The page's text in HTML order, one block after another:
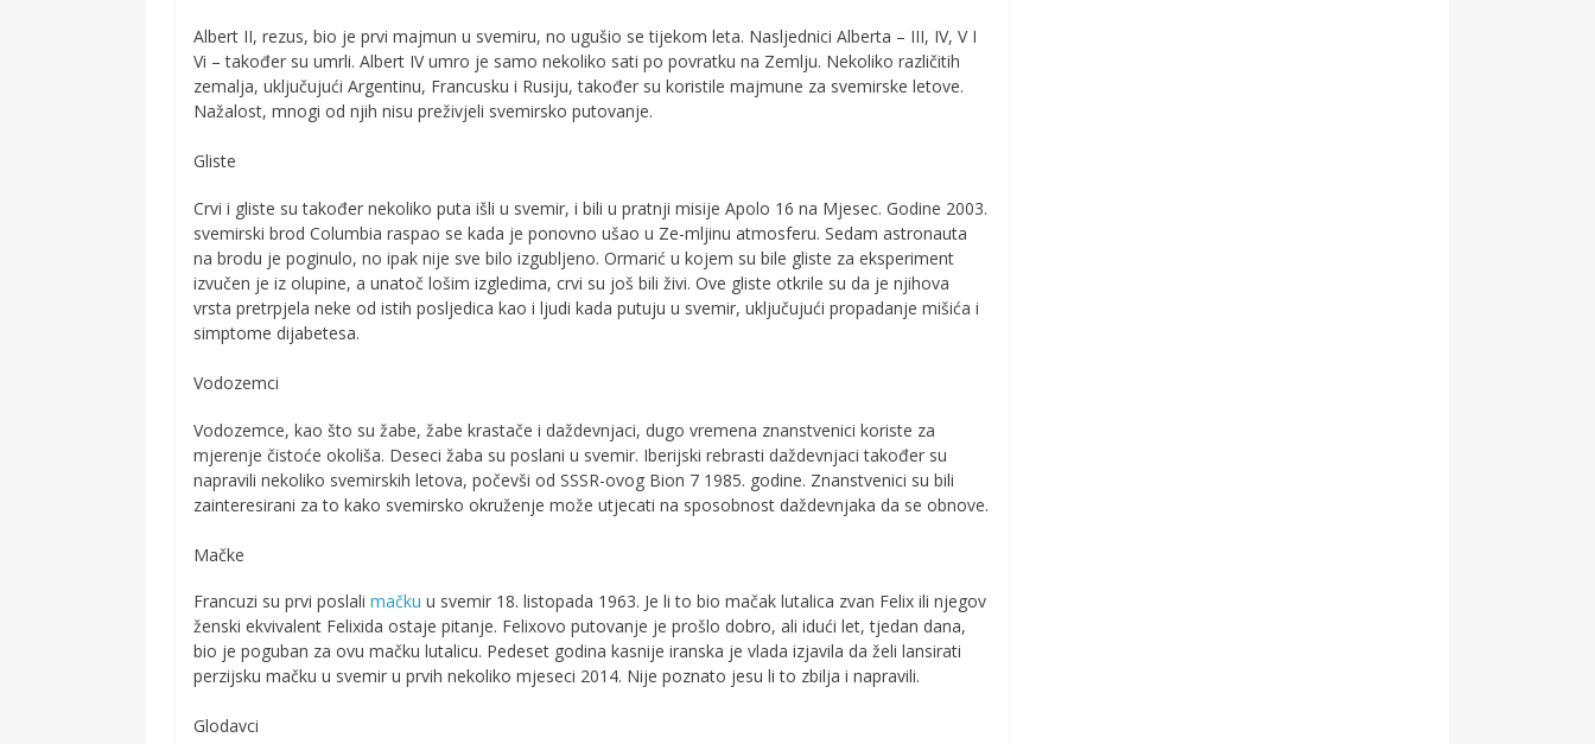
Albert II, rezus, bio je prvi majmun u svemiru, no ugušio se tijekom leta. Nasljednici Alberta – III, IV, V I
Vi – također su umrli. Albert IV umro je samo nekoliko sati po povratku na Zemlju. Nekoliko različitih
zemalja, uključujući Argentinu, Francusku i Rusiju, također su koristile majmune za svemirske letove.
Nažalost, mnogi od njih nisu preživjeli svemirsko putovanje.
Gliste
Crvi i gliste su također nekoliko puta išli u svemir, i bili u pratnji misije Apolo 16 na Mjesec. Godine 2003.
svemirski brod Columbia raspao se kada je ponovno ušao u Ze-mljinu atmosferu. Sedam astronauta
na brodu je poginulo, no ipak nije sve bilo izgubljeno. Ormarić u kojem su bile gliste za eksperiment
izvučen je iz olupine, a unatoč lošim izgledima, crvi su još bili živi. Ove gliste otkrile su da je njihova
vrsta pretrpjela neke od istih posljedica kao i ljudi kada putuju u svemir, uključujući propadanje mišića i
simptome dijabetesa.
Vodozemci
Vodozemce, kao što su žabe, žabe krastače i daždevnjaci, dugo vremena znanstvenici koriste za
mjerenje čistoće okoliša. Deseci žaba su poslani u svemir. Iberijski rebrasti daždevnjaci također su
napravili nekoliko svemirskih letova, počevši od SSSR-ovog Bion 7 1985. godine. Znanstvenici su bili
zainteresirani za to kako svemirsko okruženje može utjecati na sposobnost daždevnjaka da se obnove.
Mačke
Francuzi su prvi poslalimačku u svemir 18. listopada 1963. Je li to bio mačak lutalica zvan Felix ili njegov
ženski ekvivalent Felixida ostaje pitanje. Felixovo putovanje je prošlo dobro, ali idući let, tjedan dana,
bio je poguban za ovu mačku lutalicu. Pedeset godina kasnije iranska je vlada izjavila da želi lansirati
perzijsku mačku u svemir u prvih nekoliko mjeseci 2014. Nije poznato jesu li to zbilja i napravili.
Glodavci